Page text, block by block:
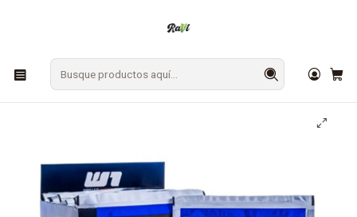
Sachet Proteína Whey Pro Win 33g Winkler